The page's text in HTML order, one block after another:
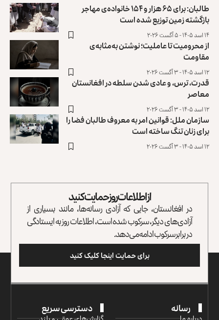
طالبان: برای ۶۵ هزار و ۱۵۴ خانواده‌ی مهاجر
بازگشته زمین توزیع ‏شده است
۱۴ اسد ۱۴۰۵ - ۵ آگست ۲۰۲۶
از محرومیت تا عاملیت؛ نوشتن به‌مثابه‌ی
مقاومت
۱۲ اسد ۱۴۰۵ - ۳ آگست ۲۰۲۶
قدرت، ترس، و عادی ‌شدن سلطه در افغانستان
معاصر
۱۲ اسد ۱۴۰۵ - ۳ آگست ۲۰۲۶
سازمان ملل: قوانین امر به معروف طالبان فضا را
برای زنان تنگ ساخته است
۱۲ اسد ۱۴۰۵ - ۳ آگست ۲۰۲۶
از اطلاعات روز حمایت کنید
در افغانستان، جایی که آزادی رسانه‌ها، مانند بسیاری از
آزادی‌های دیگر، سرکوب شده است، اطلاعات روز به ایستادگی
در برابر سرکوب ادامه می‌دهد.
برای حمایت اینجا کلیک کنید
رسانه دسترسی سریع